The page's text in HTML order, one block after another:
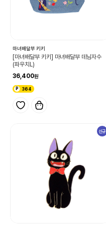
마녀배달부 키키
[마녀배달부 키키] 마녀배달부 데님자수
(파우치L)
36,400
364
신규